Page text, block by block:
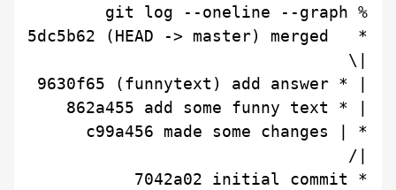
* 7042a02 initial commit